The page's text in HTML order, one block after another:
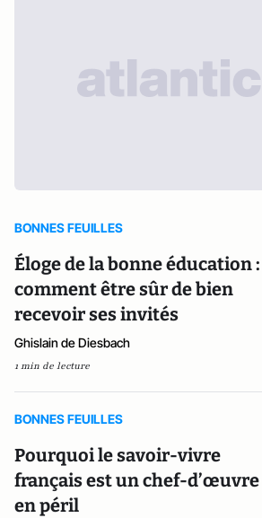
BONNES FEUILLES
Éloge de la bonne éducation :
comment être sûr de bien
recevoir ses invités
Ghislain de Diesbach
1 min de lecture
BONNES FEUILLES
Pourquoi le savoir-vivre
français est un chef-d’œuvre
en péril